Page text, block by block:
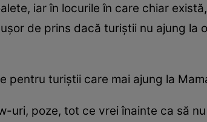
iar în locurile în care chiar
de prins dacă turiștii nu ajung la
pentru turiștii care mai ajung la
uri, poze, tot ce vrei înainte ca să